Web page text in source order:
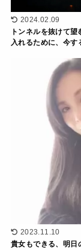
2024.02.09
トンネルを抜けて
入れるために、今す
2023.11.10
貴女もできる、明日